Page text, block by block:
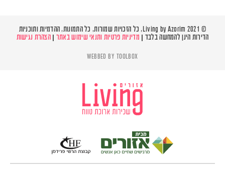
© Living by Azorim 2021, כל הזכויות שמורות, כל התמונות, ההדמיות ותוכניות
הדירות הינן להמחשה בלבד |
מדיניות פרטיות ותנאי שימוש באתר הצהרת נגישות
WEBBED BY TOOLBOX